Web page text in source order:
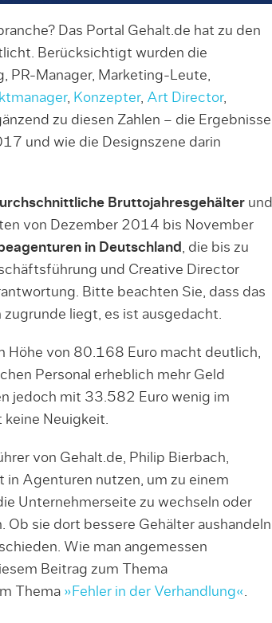
Das Portal Gehalt.de hat zu den
Berücksichtigt wurden die
PR-Manager, Marketing-Leute,
, Konzepter, Art Director,
zu diesen Zahlen – die Ergebnisse
und wie die Designszene darin
Bruttojahresgehälterund
von Dezember 2014 bis November
in Deutschland , die bis zu
und Creative Director
Bitte beachten Sie, dass das
liegt, es ist ausgedacht.
Höhe von 80.168 Euro macht deutlich,
Personal erheblich mehr Geld
jedoch mit 33.582 Euro wenig im
keine Neuigkeit.
von Gehalt.de, Philip Bierbach,
Agenturen nutzen, um zu einem
Unternehmerseite zu wechseln oder
Ob sie dort bessere Gehälter aushandeln
Wie man angemessen
Beitrag zum Thema
Thema »Fehler in der Verhandlung«.